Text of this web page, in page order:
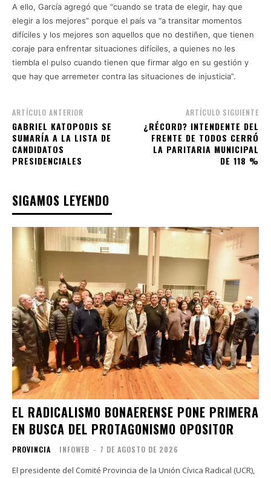
A ello, García agregó que “cuando se trata de elegir, hay que
elegir a los mejores” porque el país va “a transitar momentos
difíciles y los mejores son aquellos que no destiñen, que tienen
coraje para enfrentar situaciones difíciles, a quienes no les
tiembla el pulso cuando tienen que firmar algo en su gestión y
que hay que arremeter contra las situaciones de injusticia”.
ARTÍCULO ANTERIOR
GABRIEL KATOPODIS SE
SUMARÍA A LA LISTA DE
CANDIDATOS
PRESIDENCIALES
ARTÍCULO SIGUIENTE
¿RÉCORD? INTENDENTE DEL
FRENTE DE TODOS CERRÓ
LA PARITARIA MUNICIPAL
DE 118 %
SIGAMOS LEYENDO
EL RADICALISMO BONAERENSE PONE PRIMERA
EN BUSCA DEL PROTAGONISMO OPOSITOR
PROVINCIA INFOWEB - 7 DE AGOSTO DE 2026
El presidente del Comité Provincia de la Unión Cívica Radical (UCR),